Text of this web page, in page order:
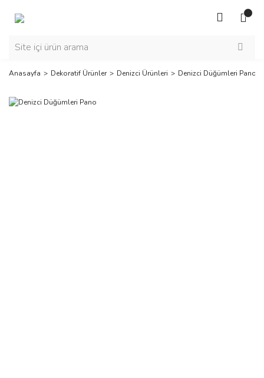
Anasayfa Dekoratif Ürünler Denizci Ürünleri Denizci Düğümleri Pano